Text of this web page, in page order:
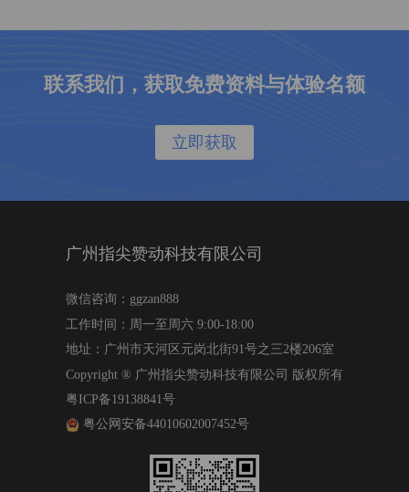
联系我们，获取免费资料与体验名额
立即获取
广州指尖赞动科技有限公司
微信咨询：ggzan888
工作时间：周一至周六 9:00-18:00
地址：广州市天河区元岗北街91号之三2楼206室
Copyright ® 广州指尖赞动科技有限公司 版权所有
粤ICP备19138841号
粤公网安备44010602007452号